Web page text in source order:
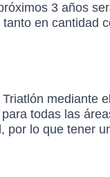
3 años
en cantidad
mediante
todas las
por lo que tener